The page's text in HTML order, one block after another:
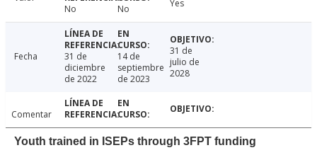
No
No Yes
Fecha
31 de
diciembre
de 2022
14 de
septiembre
de 2023
31 de
julio de
2028
Comentar
Youth trained in ISEPs through 3FPT funding